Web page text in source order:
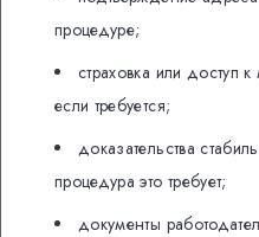
процедуре;
страховка или доступ
если требуется;
доказательства
процедура это требует;
документы